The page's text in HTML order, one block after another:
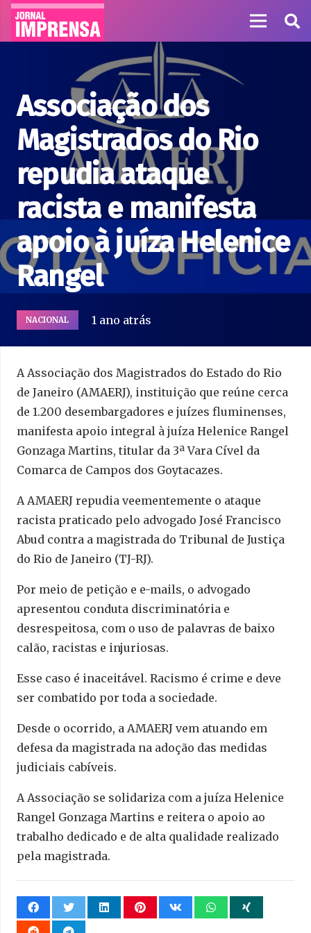
Associação dos
Magistrados do Rio
repudia ataque
racista e manifesta
apoio à juíza Helenice
Rangel
NACIONAL 1 ano atrás
A Associação dos Magistrados do Estado do Rio
de Janeiro (AMAERJ), instituição que reúne cerca
de 1.200 desembargadores e juízes fluminenses,
manifesta apoio integral à juíza Helenice Rangel
Gonzaga Martins, titular da 3ª Vara Cível da
Comarca de Campos dos Goytacazes.
A AMAERJ repudia veementemente o ataque
racista praticado pelo advogado José Francisco
Abud contra a magistrada do Tribunal de Justiça
do Rio de Janeiro (TJ-RJ).
Por meio de petição e e-mails, o advogado
apresentou conduta discriminatória e
desrespeitosa, com o uso de palavras de baixo
calão, racistas e injuriosas.
Esse caso é inaceitável. Racismo é crime e deve
ser combatido por toda a sociedade.
Desde o ocorrido, a AMAERJ vem atuando em
defesa da magistrada na adoção das medidas
judiciais cabíveis.
A Associação se solidariza com a juíza Helenice
Rangel Gonzaga Martins e reitera o apoio ao
trabalho dedicado e de alta qualidade realizado
pela magistrada.